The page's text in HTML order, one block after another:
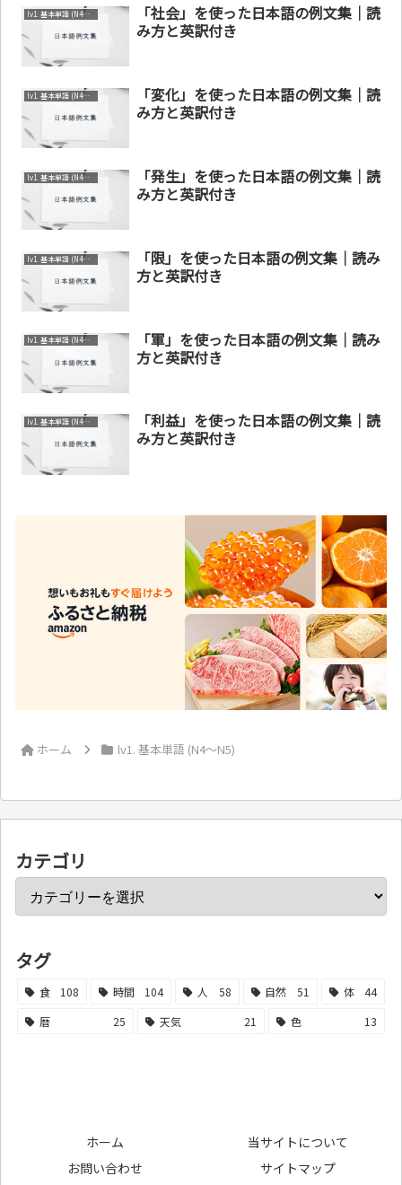
lv1. 基本単語 (N4～N5)
「社会」を使った日本語の例文集｜読
み方と英訳付き
lv1. 基本単語 (N4～N5)
「変化」を使った日本語の例文集｜読
み方と英訳付き
lv1. 基本単語 (N4～N5)
「発生」を使った日本語の例文集｜読
み方と英訳付き
lv1. 基本単語 (N4～N5)
「限」を使った日本語の例文集｜読み
方と英訳付き
lv1. 基本単語 (N4～N5)
「軍」を使った日本語の例文集｜読み
方と英訳付き
lv1. 基本単語 (N4～N5)
「利益」を使った日本語の例文集｜読
み方と英訳付き
ホーム lv1. 基本単語 (N4～N5)
カテゴリ
タグ
食 108 時間 104 人 58 自然 51 体
44
暦
25 天気 21 色 13
ホーム
当サイトについて
お問い合わせ
サイトマップ